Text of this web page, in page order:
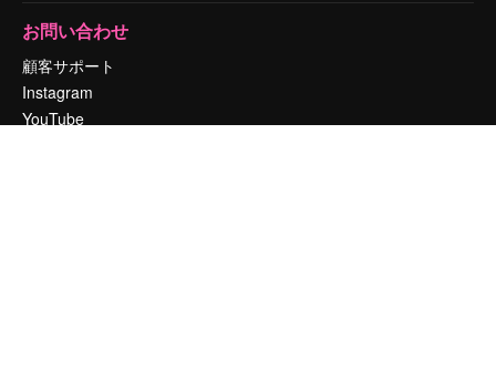
お問い合わせ
顧客サポート
Instagram
YouTube